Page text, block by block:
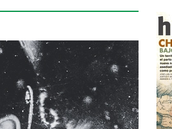
LAS